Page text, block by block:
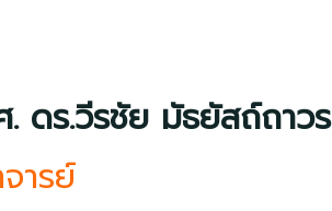
. ดร.วีรชัย มัธยัสถ์ถาวร
ารย์